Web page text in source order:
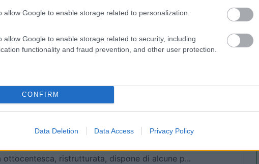
allow Google to enable storage related to personalization.
allow Google to enable storage related to security, including
functionality and fraud prevention, and other user protection.
CONFIRM
Data Deletion Data Access Privacy Policy
con piazzole, alcune su prato ed altre su cem...
Posizione
ottocentesca, ristrutturata, dispone di alcune p...